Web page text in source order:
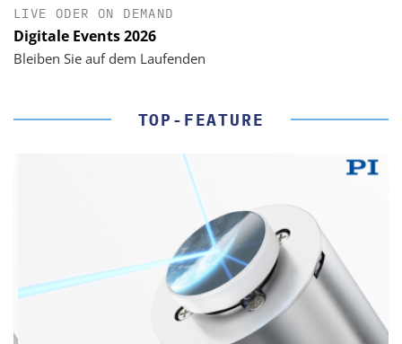
LIVE ODER ON DEMAND
Digitale Events 2026
Bleiben Sie auf dem Laufenden
TOP-FEATURE